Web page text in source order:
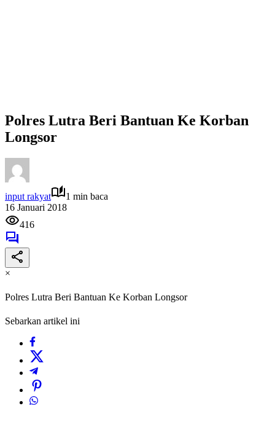
Polres Lutra Beri Bantuan Ke Korban
Longsor
input rakyat
1 min baca
16 Januari 2018
416
×
Polres Lutra Beri Bantuan Ke Korban Longsor
Sebarkan artikel ini